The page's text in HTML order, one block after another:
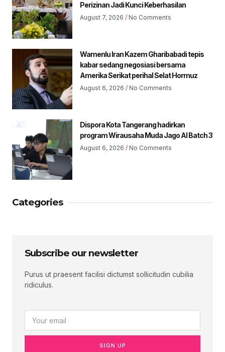
Perizinan Jadi Kunci Keberhasilan
August 7, 2026 No Comments
Wamenlu Iran Kazem Gharibabadi tepis
kabar sedang negosiasi bersama
Amerika Serikat perihal Selat Hormuz
August 6, 2026 No Comments
Dispora Kota Tangerang hadirkan
program Wirausaha Muda Jago AI Batch 3
August 6, 2026 No Comments
Categories
Subscribe our newsletter
Purus ut praesent facilisi dictumst sollicitudin cubilia
ridiculus.
SIGN UP